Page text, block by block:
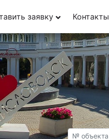
заявку Контакты